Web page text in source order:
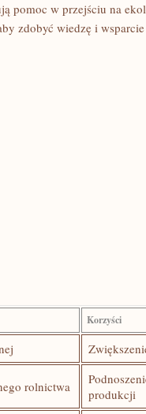
⁣pomoc w ⁤przejściu ⁤na
zdobyć wiedzę⁣ i⁢
Korzyści
rolnictwa
‌produkcji